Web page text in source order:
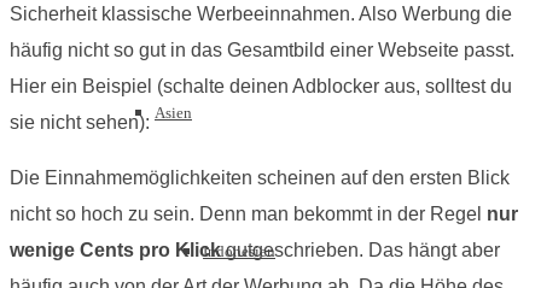
Asien
Indonesien
Sicherheit klassische Werbeeinnahmen. Also Werbung die
häufig nicht so gut in das Gesamtbild einer Webseite passt.
Hier ein Beispiel (schalte deinen Adblocker aus, solltest du
sie nicht sehen):
Die Einnahmemöglichkeiten scheinen auf den ersten Blick
nicht so hoch zu sein. Denn man bekommt in der Regel nur
wenige Cents pro Klickgutgeschrieben. Das hängt aber